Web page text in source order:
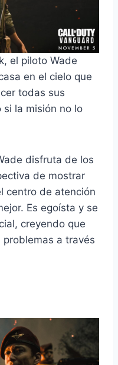
el piloto Wade
en el cielo que
todas sus
si la misión no lo
disfruta de los
de mostrar
centro de atención
Es egoísta y se
creyendo que
a través